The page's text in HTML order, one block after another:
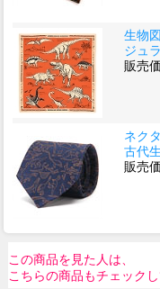
生物
ジュ
販売
ネク
古代
販売
この商品を見た人は、
こちらの商品もチェックし